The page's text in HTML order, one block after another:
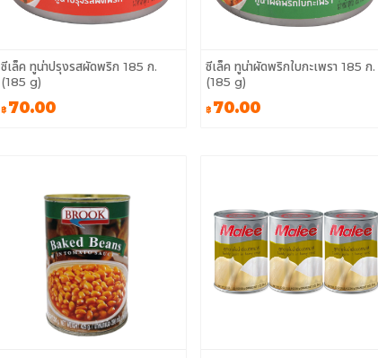
ซีเล็ค ทูน่าปรุงรสผัดพริก 185 ก.
(185 g)
฿ 70.00
ซีเล็ค ทูน่าผัดพริกใบกะเพรา 185 ก.
(185 g)
฿ 70.00